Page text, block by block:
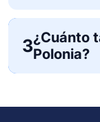
3¿Cuánto
Polonia?